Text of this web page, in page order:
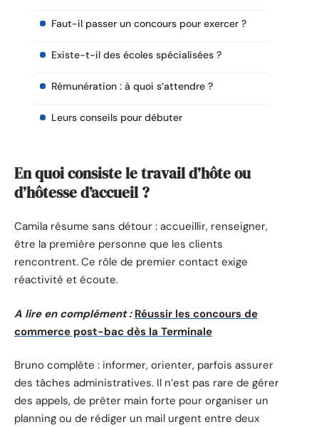
Faut-il passer un concours pour exercer ?
Existe-t-il des écoles spécialisées ?
Rémunération : à quoi s’attendre ?
Leurs conseils pour débuter
En quoi consiste le travail d’hôte ou
d’hôtesse d’accueil ?
Camila résume sans détour : accueillir, renseigner,
être la première personne que les clients
rencontrent. Ce rôle de premier contact exige
réactivité et écoute.
A lire en complément : Réussir les concours de
commerce post-bac dès la Terminale
Bruno complète : informer, orienter, parfois assurer
des tâches administratives. Il n’est pas rare de gérer
des appels, de prêter main forte pour organiser un
planning ou de rédiger un mail urgent entre deux